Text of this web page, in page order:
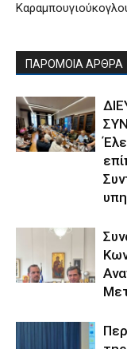
ΠΑΡΟΜΟΙΑ ΑΡΘΡΑ